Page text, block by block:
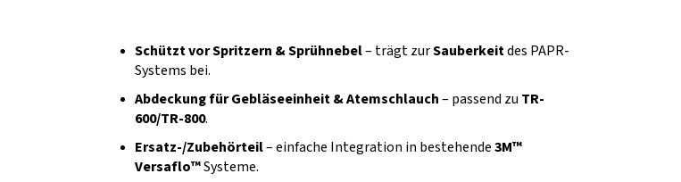
Schützt vor Spritzern & Sprühnebel– trägt zurSauberkeitdes PAPR-
Systems bei.
Abdeckung für Gebläseeinheit & Atemschlauch– passend zu TR-
600/TR-800.
Ersatz-/Zubehörteil– einfache Integration in bestehende3M™
Versaflo™Systeme.